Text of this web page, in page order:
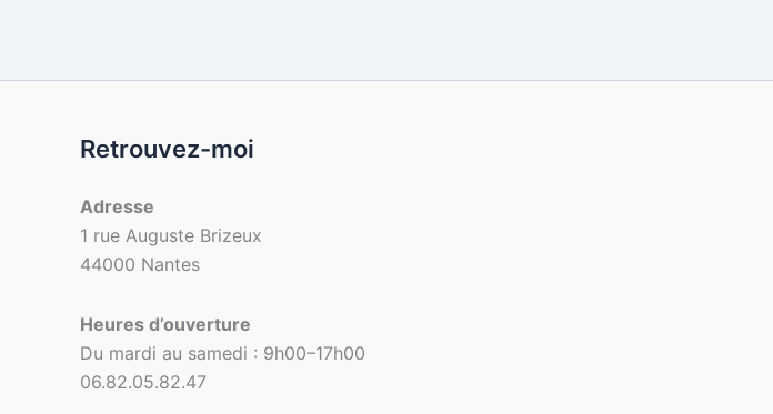
Retrouvez-moi
Adresse
1 rue Auguste Brizeux
44000 Nantes
Heures d’ouverture
Du mardi au samedi : 9h00–17h00
06.82.05.82.47